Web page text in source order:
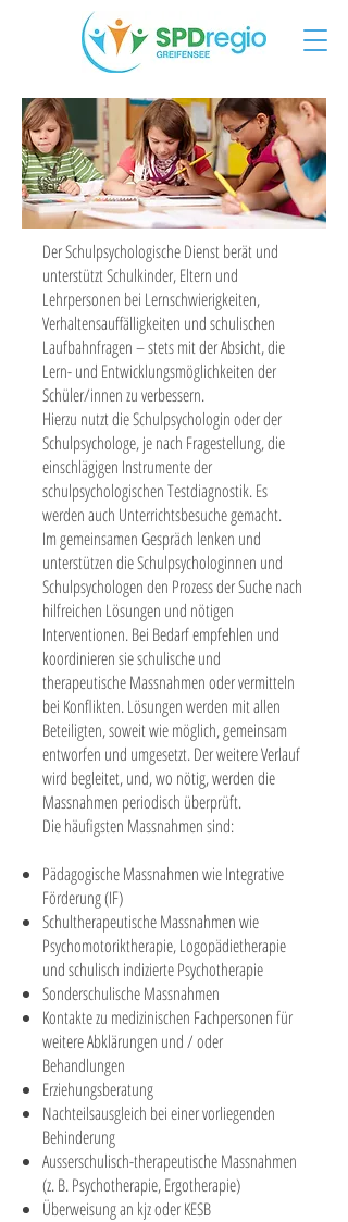
Der Schulpsychologische Dienst berät und
unterstützt Schulkinder, Eltern und
Lehrpersonen bei Lernschwierigkeiten,
Verhaltensauffälligkeiten und schulischen
Laufbahnfragen – stets mit der Absicht, die
Lern- und Entwicklungsmöglichkeiten der
Schüler/innen zu verbessern.
Hierzu nutzt die Schulpsychologin oder der
Schulpsychologe, je nach Fragestellung, die
einschlägigen Instrumente der
schulpsychologischen Testdiagnostik. Es
werden auch Unterrichtsbesuche gemacht.
Im gemeinsamen Gespräch lenken und
unterstützen die Schulpsychologinnen und
Schulpsychologen den Prozess der Suche nach
hilfreichen Lösungen und nötigen
Interventionen. Bei Bedarf empfehlen und
koordinieren sie schulische und
therapeutische Massnahmen oder vermitteln
bei Konflikten. Lösungen werden mit allen
Beteiligten, soweit wie möglich, gemeinsam
entworfen und umgesetzt. Der weitere Verlauf
wird begleitet, und, wo nötig, werden die
Massnahmen periodisch überprüft.
Die häufigsten Massnahmen sind:
Pädagogische Massnahmen wie Integrative
Förderung (IF)
Schultherapeutische Massnahmen wie
Psychomotoriktherapie, Logopädietherapie
und schulisch indizierte Psychotherapie
Sonderschulische Massnahmen
Kontakte zu medizinischen Fachpersonen für
weitere Abklärungen und / oder
Behandlungen
Erziehungsberatung
Nachteilsausgleich bei einer vorliegenden
Behinderung
Ausserschulisch-therapeutische Massnahmen
(z. B. Psychotherapie, Ergotherapie)
Überweisung an kjz oder KESB